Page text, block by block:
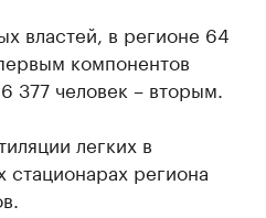
властей, в регионе 64
компонентов
377 человек – вторым.
легких в
региона